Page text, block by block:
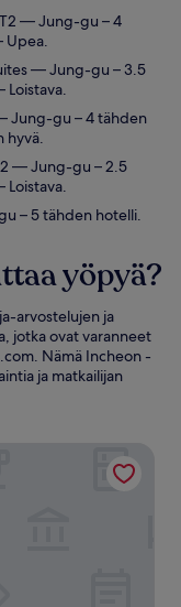
— Jung-gu – 4
Upea.
— Jung-gu – 3.5
Loistava.
Jung-gu – 4 tähden
hyvä.
— Jung-gu – 2.5
Loistava.
– 5 tähden hotelli.
yöpyä?
arvostelujen ja
jotka ovat varanneet
Nämä Incheon -
ja matkailijan